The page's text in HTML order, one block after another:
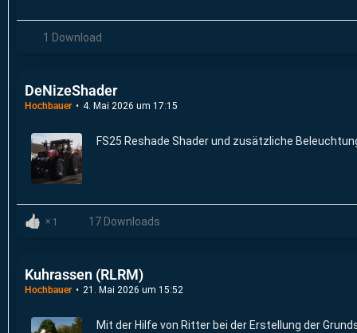
1 Download
DeNizeShader
Hochbauer 4. Mai 2026 um 17:15
FS25 Reshade Shader und zusätzliche
1 17 Downloads
Kuhrassen (RLRM)
Hochbauer 21. Mai 2026 um 15:52
Mit der Hilfe von Ritter bei der Erstellung der